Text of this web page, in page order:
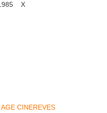
X